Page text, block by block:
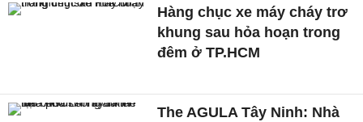
Hàng chục xe máy cháy trơ
khung sau hỏa hoạn trong
đêm ở TP.HCM
The AGULA Tây Ninh: Nhà